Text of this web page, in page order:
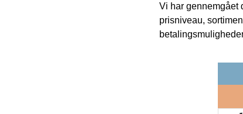
Vi har gennemgået
prisniveau,